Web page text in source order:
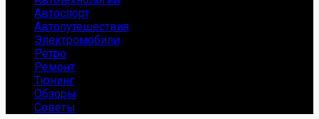
Автоспорт
Автопутешествия
Электромобили
Ретро
Ремонт
Тюнинг
Обзоры
Советы